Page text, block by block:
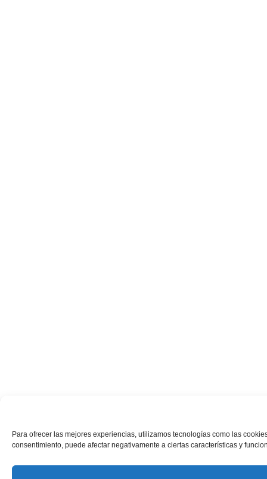
Para ofrecer las mejores experiencias, utilizamos tecnologías como las
consentimiento, puede afectar negativamente a ciertas características y